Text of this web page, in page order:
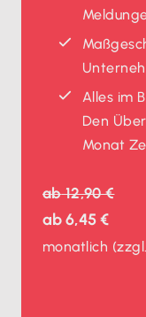
Alles im
Den
Monat
ab12,90 €
ab6,45 €
monatlich